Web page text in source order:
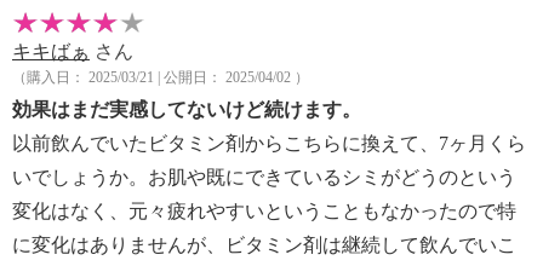
キキばぁ さん
（購入日： 2025/03/21 | 公開日： 2025/04/02 ）
効果はまだ実感してないけど続けます。
以前飲んでいたビタミン剤からこちらに換えて、7ヶ月くら
いでしょうか。お肌や既にできているシミがどうのという
変化はなく、元々疲れやすいということもなかったので特
に変化はありませんが、ビタミン剤は継続して飲んでいこ